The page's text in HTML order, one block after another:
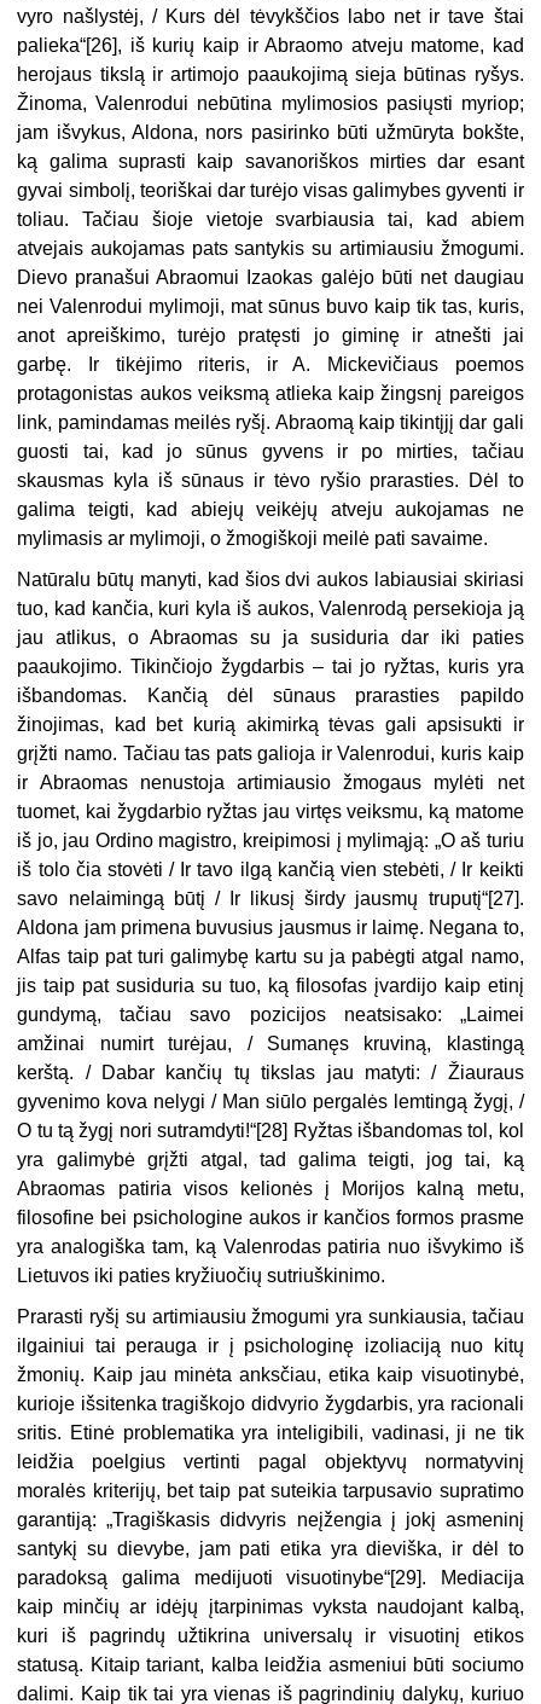
vyro našlystėj, / Kurs dėl tėvykščios labo net ir tave štai
palieka“[26], iš kurių kaip ir Abraomo atveju matome, kad
herojaus tikslą ir artimojo paaukojimą sieja būtinas ryšys.
Žinoma, Valenrodui nebūtina mylimosios pasiųsti myriop;
jam išvykus, Aldona, nors pasirinko būti užmūryta bokšte,
ką galima suprasti kaip savanoriškos mirties dar esant
gyvai simbolį, teoriškai dar turėjo visas galimybes gyventi ir
toliau. Tačiau šioje vietoje svarbiausia tai, kad abiem
atvejais aukojamas pats santykis su artimiausiu žmogumi.
Dievo pranašui Abraomui Izaokas galėjo būti net daugiau
nei Valenrodui mylimoji, mat sūnus buvo kaip tik tas, kuris,
anot apreiškimo, turėjo pratęsti jo giminę ir atnešti jai
garbę. Ir tikėjimo riteris, ir A. Mickevičiaus poemos
protagonistas aukos veiksmą atlieka kaip žingsnį pareigos
link, pamindamas meilės ryšį. Abraomą kaip tikintįjį dar gali
guosti tai, kad jo sūnus gyvens ir po mirties, tačiau
skausmas kyla iš sūnaus ir tėvo ryšio prarasties. Dėl to
galima teigti, kad abiejų veikėjų atveju aukojamas ne
mylimasis ar mylimoji, o žmogiškoji meilė pati savaime.
Natūralu būtų manyti, kad šios dvi aukos labiausiai skiriasi
tuo, kad kančia, kuri kyla iš aukos, Valenrodą persekioja ją
jau atlikus, o Abraomas su ja susiduria dar iki paties
paaukojimo. Tikinčiojo žygdarbis – tai jo ryžtas, kuris yra
išbandomas. Kančią dėl sūnaus prarasties papildo
žinojimas, kad bet kurią akimirką tėvas gali apsisukti ir
grįžti namo. Tačiau tas pats galioja ir Valenrodui, kuris kaip
ir Abraomas nenustoja artimiausio žmogaus mylėti net
tuomet, kai žygdarbio ryžtas jau virtęs veiksmu, ką matome
iš jo, jau Ordino magistro, kreipimosi į mylimąją: „O aš turiu
iš tolo čia stovėti / Ir tavo ilgą kančią vien stebėti, / Ir keikti
savo nelaimingą būtį / Ir likusį širdy jausmų truputį“[27].
Aldona jam primena buvusius jausmus ir laimę. Negana to,
Alfas taip pat turi galimybę kartu su ja pabėgti atgal namo,
jis taip pat susiduria su tuo, ką filosofas įvardijo kaip etinį
gundymą, tačiau savo pozicijos neatsisako: „Laimei
amžinai numirt turėjau, / Sumanęs kruviną, klastingą
kerštą. / Dabar kančių tų tikslas jau matyti: / Žiauraus
gyvenimo kova nelygi / Man siūlo pergalės lemtingą žygį, /
O tu tą žygį nori sutramdyti!“[28] Ryžtas išbandomas tol, kol
yra galimybė grįžti atgal, tad galima teigti, jog tai, ką
Abraomas patiria visos kelionės į Morijos kalną metu,
filosofine bei psichologine aukos ir kančios formos prasme
yra analogiška tam, ką Valenrodas patiria nuo išvykimo iš
Lietuvos iki paties kryžiuočių sutriuškinimo.
Prarasti ryšį su artimiausiu žmogumi yra sunkiausia, tačiau
ilgainiui tai perauga ir į psichologinę izoliaciją nuo kitų
žmonių. Kaip jau minėta anksčiau, etika kaip visuotinybė,
kurioje išsitenka tragiškojo didvyrio žygdarbis, yra ra­cionali
sritis. Etinė problematika yra inteligibili, vadinasi, ji ne tik
leidžia poelgius vertinti pagal objektyvų normatyvinį
moralės kriterijų, bet taip pat suteikia tarpusavio supratimo
garantiją: „Tragiškasis didvyris neįžengia į jokį asmeninį
santykį su dievybe, jam pati etika yra dieviška, ir dėl to
paradoksą galima medijuoti visuotinybe“[29]. Mediacija
kaip minčių ar idėjų įtarpinimas vyksta naudojant kalbą,
kuri iš pagrindų užtikrina universalų ir visuotinį etikos
statusą. Kitaip tariant, kalba leidžia asmeniui būti sociumo
dalimi. Kaip tik tai yra vienas iš pagrindinių dalykų, kuriuo